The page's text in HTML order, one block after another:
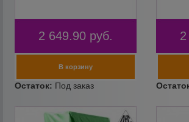
2 649.90 руб.